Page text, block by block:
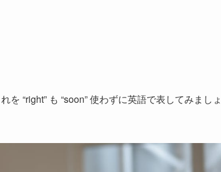
“right” も “soon” 使わずに英語で表してみまし